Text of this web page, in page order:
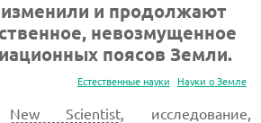
и продолжают
невозмущенное
поясов Земли.
Естественные науки Науки о Земле
New Scientist, исследование,